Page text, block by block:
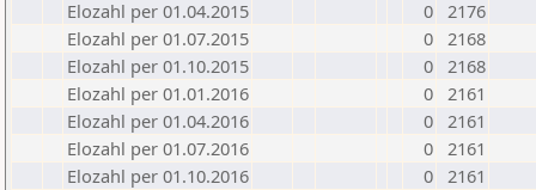
Elozahl per 01.04.2015
0 2176
Elozahl per 01.07.2015
0 2168
Elozahl per 01.10.2015
0 2168
Elozahl per 01.01.2016
0 2161
Elozahl per 01.04.2016
0 2161
Elozahl per 01.07.2016
0 2161
Elozahl per 01.10.2016
0 2161